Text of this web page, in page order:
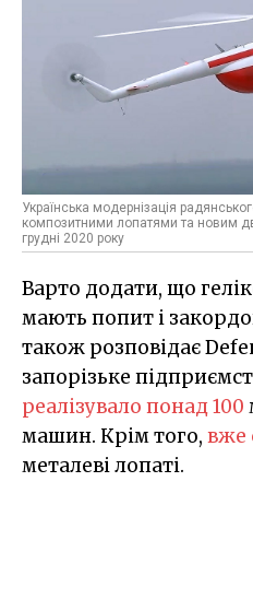
Українська модернізація
композитними лопатями та новим
грудні 2020 року
Варто додати, що
мають попит і
також розповідає
запорізьке
реалізувало понад 100
машин. Крім того, вже
металеві лопаті.